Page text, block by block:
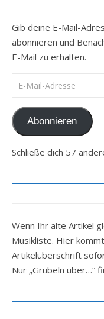
Gib deine E-Mail-
abonnieren und
E-Mail zu erhalten.
E-Mail-Adresse
Abonnieren
Schließe dich 57
Wenn Ihr alte Artikel
Musikliste. Hier
Artikelüberschrift
Nur „Grübeln über…“